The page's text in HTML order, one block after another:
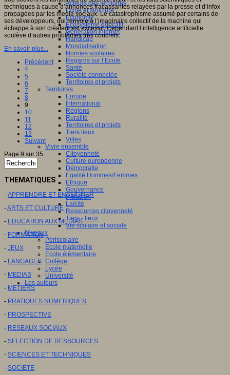
Acteurs des territoires
Ecole et structure
Economie
Ecosystème éducatif
Génération internet
Handicap
Mondialisation
Normes scolaires
Regards sur l’Ecole
Santé
Société connectée
Territoires et projets
Territoires
Europe
International
Régions
Ruralité
Territoires et projets
Tiers lieux
Villes
Vivre ensemble
Citoyenneté
Culture européenne
Démocratie
Egalité Hommes/Femmes
Ethique
Gouvernance
Inclusion
Laïcité
Ressources citoyenneté
Tiers - lieux
Vie scolaire et sociale
Niveaux
Périscolaire
Ecole maternelle
Ecole élémentaire
Collège
Lycée
Université
Les auteurs
techniques à cause d’annonces fracassantes relayées par la presse et d’infox
propagées par les media sociaux. Le catastrophisme assumé par certains de
ses développeurs, qui renvoie à l’imaginaire collectif de la machine qui
échappe à son créateur,est excessif. Cependant l’intelligence artificielle
soulève d’autres problèmes très concrets.
En savoir plus...
Précédent
4
5
6
7
8
9
10
11
12
13
Suivant
Page 9 sur 35
THEMATIQUES
- APPRENDRE ET ENSEIGNER
-ARTS ET CULTURE
- EDUCATION AUX MEDIAS
- FORMATION
- JEUX
- LANGAGES
- MEDIAS
- METIERS
- PRATIQUES NUMERIQUES
- PROSPECTIVE
- RESEAUX SOCIAUX
- SELECTION DE RESSOURCES
- SCIENCES ET TECHNIQUES
- SOCIETE